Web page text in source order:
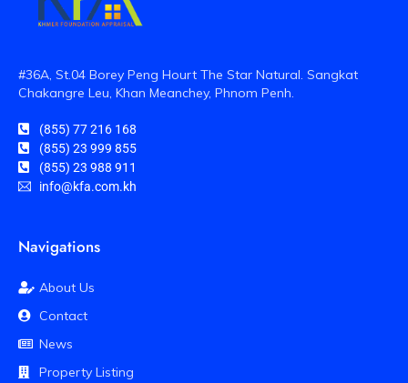
#36A, St.04 Borey Peng Hourt The Star Natural. Sangkat
Chakangre Leu, Khan Meanchey, Phnom Penh.
(855) 77 216 168
(855) 23 999 855
(855) 23 988 911
info@kfa.com.kh
Navigations
About Us
Contact
News
Property Listing